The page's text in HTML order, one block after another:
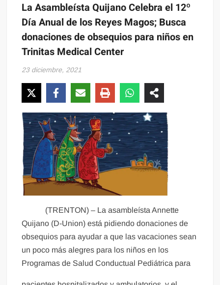
La Asambleísta Quijano Celebra el 12º
Día Anual de los Reyes Magos; Busca
donaciones de obsequios para niños en
Trinitas Medical Center
23 diciembre, 2021
(TRENTON) – La asambleísta Annette
Quijano (D-Union) está pidiendo donaciones de
obsequios para ayudar a que las vacaciones sean
un poco más alegres para los niños en los
Programas de Salud Conductual Pediátrica para